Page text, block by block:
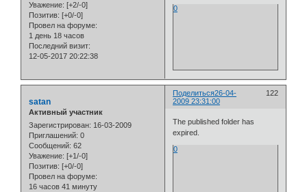
Уважение: [+2/-0]
Позитив: [+0/-0]
Провел на форуме:
1 день 18 часов
Последний визит:
12-05-2017 20:22:38
0
Поделиться 122
26-04-
2009 23:31:00
satan
Активный участник
Зарегистрирован: 16-03-2009
Приглашений: 0
Сообщений: 62
Уважение: [+1/-0]
Позитив: [+0/-0]
Провел на форуме:
16 часов 41 минуту
The published folder has
expired.
0